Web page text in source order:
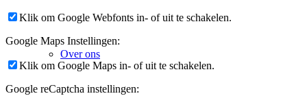
Over ons
Klik om Google Webfonts in- of uit te schakelen.
Google Maps Instellingen:
Klik om Google Maps in- of uit te schakelen.
Google reCaptcha instellingen: